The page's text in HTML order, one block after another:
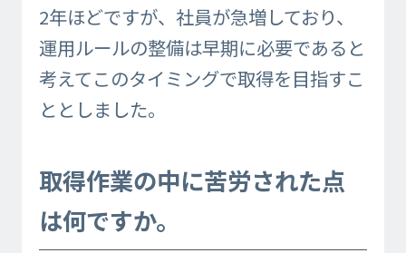
2年ほどですが、社員が急増しており、
運用ルールの整備は早期に必要であると
考えてこのタイミングで取得を目指すこ
ととしました。
取得作業の中に苦労された点
は何ですか。